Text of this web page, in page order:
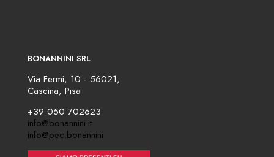
BONANNINI SRL
Via Fermi, 10 - 56021,
Cascina, Pisa
+39 050 702623
info@bonannini.it
info@pec.bonannini